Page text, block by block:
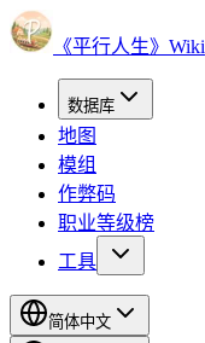
《平行人生》Wiki
数据库
地图
模组
作弊码
职业等级榜
工具
简体中文